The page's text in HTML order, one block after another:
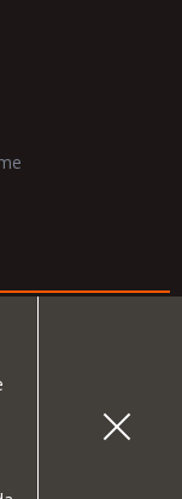
veb sajta